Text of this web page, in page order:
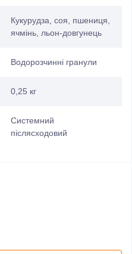
Кукурудза, соя, пшениця,
ячмінь, льон-довгунець
Водорозчинні гранули
0,25 кг
Системний
післясходовий